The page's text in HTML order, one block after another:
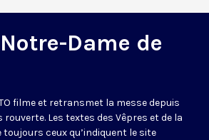
Dame de
filme et retransmet la messe depuis
rouverte. Les textes des Vêpres et de la
ceux qu’indiquent le site